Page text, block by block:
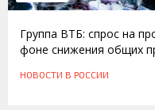
Группа ВТБ: спрос на
фоне снижения общих
НОВОСТИ В РОССИИ